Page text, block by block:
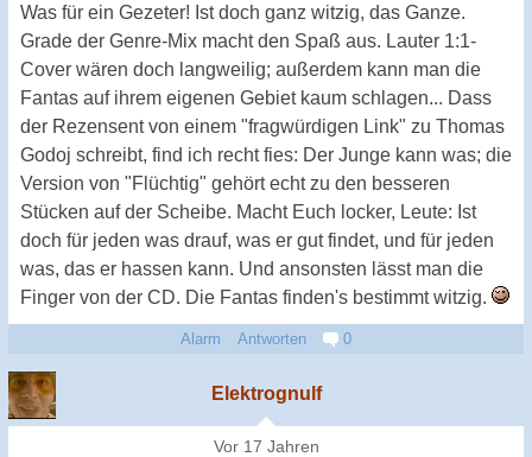
Was für ein Gezeter! Ist doch ganz witzig, das Ganze.
Grade der Genre-Mix macht den Spaß aus. Lauter 1:1-
Cover wären doch langweilig; außerdem kann man die
Fantas auf ihrem eigenen Gebiet kaum schlagen... Dass
der Rezensent von einem "fragwürdigen Link" zu Thomas
Godoj schreibt, find ich recht fies: Der Junge kann was; die
Version von "Flüchtig" gehört echt zu den besseren
Stücken auf der Scheibe. Macht Euch locker, Leute: Ist
doch für jeden was drauf, was er gut findet, und für jeden
was, das er hassen kann. Und ansonsten lässt man die
Finger von der CD. Die Fantas finden's bestimmt witzig.
Alarm Antworten 0
Elektrognulf
Vor 17 Jahren